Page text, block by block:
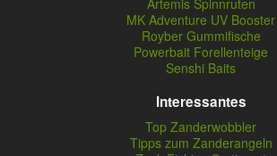
Artemis Spinnruten
MK Adventure UV Booster
Royber Gummifische
Powerbait Forellenteige
Senshi Baits
Interessantes
Top Zanderwobbler
Tipps zum Zanderangeln